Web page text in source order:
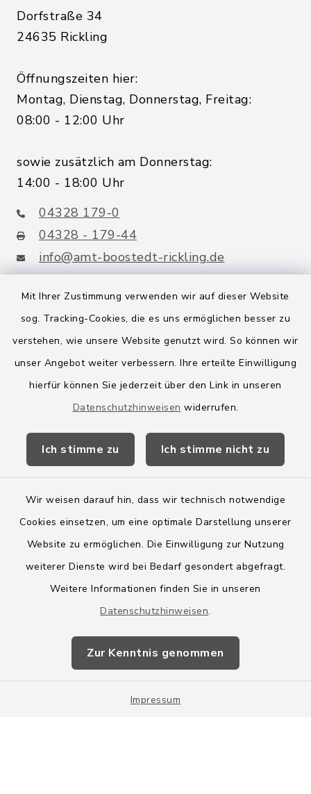
Mit Ihrer Zustimmung verwenden wir auf dieser Website
sog. Tracking-Cookies, die es uns ermöglichen besser zu
verstehen, wie unsere Website genutzt wird. So können wir
unser Angebot weiter verbessern. Ihre erteilte Einwilligung
hierfür können Sie jederzeit über den Link in unseren
Datenschutzhinweisen widerrufen.
Ich stimme zu Ich stimme nicht zu
Wir weisen darauf hin, dass wir technisch notwendige
Cookies einsetzen, um eine optimale Darstellung unserer
Website zu ermöglichen. Die Einwilligung zur Nutzung
weiterer Dienste wird bei Bedarf gesondert abgefragt.
Weitere Informationen finden Sie in unseren
Datenschutzhinweisen.
Zur Kenntnis genommen
Impressum
Dorfstraße 34
24635 Rickling
Öffnungszeiten hier:
Montag, Dienstag, Donnerstag, Freitag:
08:00 - 12:00 Uhr
sowie zusätzlich am Donnerstag:
14:00 - 18:00 Uhr
04328 179-0
04328 - 179-44
info@amt-boostedt-rickling.de
Quicklinks
Amt Boostedt-Rickling
Amtsbroschüre
Wege-Zweckverband
Barrierefreiheit
Impressum
Sitemap